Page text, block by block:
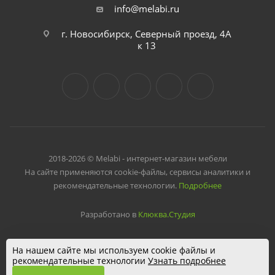
info@melabi.ru
г. Новосибирск, Северный проезд, 4А
к 13
2018-2026 © Melabi - интернет-магазин мебели
На сайте применяются cookie-файлы, сервисы аналитики и
рекомендательные технологии. Подробнее
Разработано в Клюква.Студия
На нашем сайте мы используем cookie файлы и
рекомендательные технологии Узнать подробнее